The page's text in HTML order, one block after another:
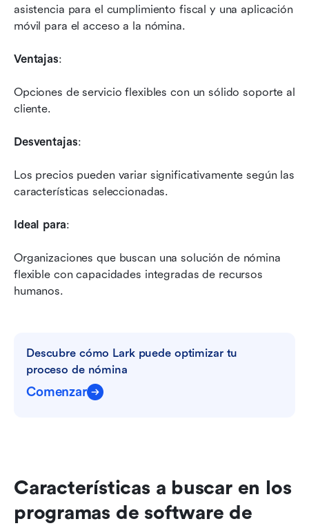
asistencia para el cumplimiento fiscal y una aplicación
móvil para el acceso a la nómina.
Ventajas:
Opciones de servicio flexibles con un sólido soporte al
cliente.
Desventajas:
Los precios pueden variar significativamente según las
características seleccionadas.
Ideal para:
Organizaciones que buscan una solución de nómina
flexible con capacidades integradas de recursos
humanos.
Descubre cómo Lark puede optimizar tu
proceso de nómina
Comenzar
Características a buscar en los
programas de software de